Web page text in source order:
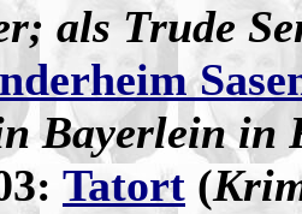
als Trude
Bayerlein in
Tatort (